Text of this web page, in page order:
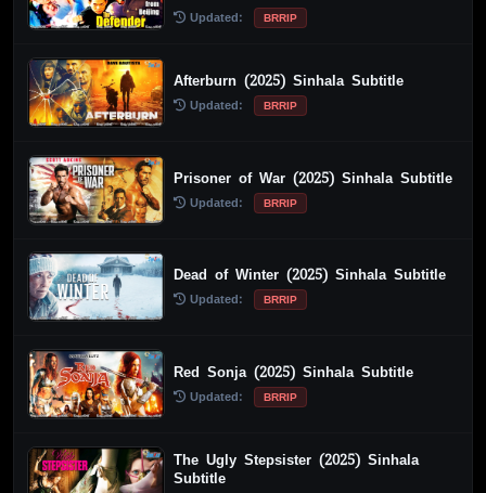
Updated: BRRIP
Afterburn (2025) Sinhala Subtitle
Updated: BRRIP
Prisoner of War (2025) Sinhala Subtitle
Updated: BRRIP
Dead of Winter (2025) Sinhala Subtitle
Updated: BRRIP
Red Sonja (2025) Sinhala Subtitle
Updated: BRRIP
The Ugly Stepsister (2025) Sinhala
Subtitle